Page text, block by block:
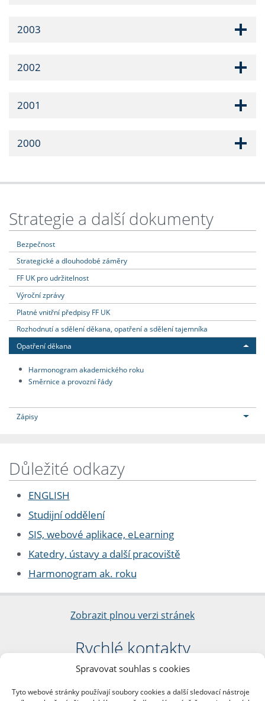
Spravovat souhlas s cookies
Tyto webové stránky používají soubory cookies a další sledovací nástroje
2003
2002
2001
2000
Strategie a další dokumenty
Bezpečnost
Strategické a dlouhodobé záměry
FF UK pro udržitelnost
Výroční zprávy
Platné vnitřní předpisy FF UK
Rozhodnutí a sdělení děkana, opatření a sdělení tajemníka
Opatření děkana
Harmonogram akademického roku
Směrnice a provozní řády
Zápisy
Důležité odkazy
ENGLISH
Studijní oddělení
SIS, webové aplikace, eLearning
Katedry, ústavy a další pracoviště
Harmonogram ak. roku
Zobrazit plnou verzi stránek
Rychlé kontakty
Filozofická fakulta
nám. Jana Palacha 1/2